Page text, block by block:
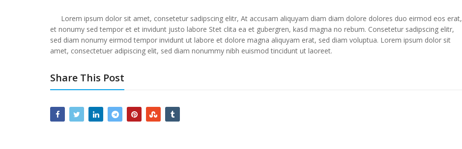
Lorem ipsum dolor sit amet, consetetur sadipscing elitr, At accusam aliquyam diam diam dolore dolores duo eirmod eos erat,
et nonumy sed tempor et et invidunt justo labore Stet clita ea et gubergren, kasd magna no rebum. Consetetur sadipscing elitr,
sed diam nonumy eirmod tempor invidunt ut labore et dolore magna aliquyam erat, sed diam voluptua. Lorem ipsum dolor sit
amet, consectetuer adipiscing elit, sed diam nonummy nibh euismod tincidunt ut laoreet.
Share This Post